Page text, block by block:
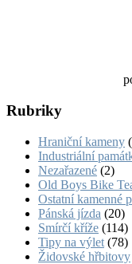
Rubriky
Hraniční kameny
Industriální
Nezařazené (2)
Old Boys Bike
Ostatní kamenné
Pánská jízda (20)
Smírčí kříže (114)
Tipy na výlet (78)
Židovské hřbitovy